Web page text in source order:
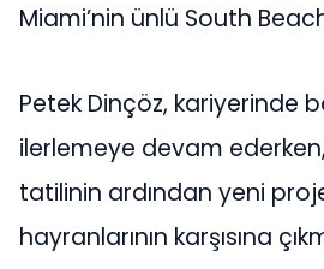
Miami’nin ünlü South
Petek Dinçöz, kariyerinde
ilerlemeye devam
tatilinin ardından yeni
hayranlarının karşısına